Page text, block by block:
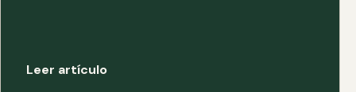
Leer artículo